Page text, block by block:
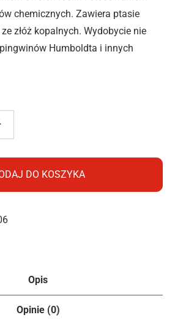
chemicznych. Zawiera ptasie
złóż kopalnych. Wydobycie nie
Humboldta i innych
Pomidory i Zioła 1l
DO KOSZYKA
Opis
Opinie (0)